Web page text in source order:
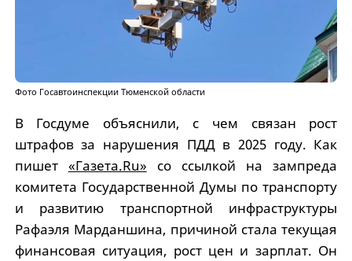
Фото Госавтоинспекции Тюменской области
В Госдуме объяснили, с чем связан рост
штрафов за нарушения ПДД в 2025 году. Как
пишет «Газета.Ru» со ссылкой на зампреда
комитета Государственной Думы по транспорту
и развитию транспортной инфраструктуры
Рафаэля Марданшина, причиной стала текущая
финансовая ситуация, рост цен и зарплат. Он